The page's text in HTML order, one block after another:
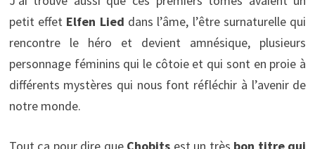
petit effet Elfen Lied dans l’âme, l’être surnaturelle qui
rencontre le héro et devient amnésique, plusieurs
personnage féminins qui le côtoie et qui sont en proie à
différents mystères qui nous font réfléchir à l’avenir de
notre monde.
Tout ça pour dire que Chobits est un très bon titre qui